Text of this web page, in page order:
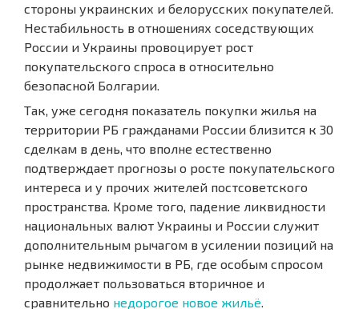
стороны украинских и белорусских покупателей.
Нестабильность в отношениях соседствующих
России и Украины провоцирует рост
покупательского спроса в относительно
безопасной Болгарии.
Так, уже сегодня показатель покупки жилья на
территории РБ гражданами России близится к 30
сделкам в день, что вполне естественно
подтверждает прогнозы о росте покупательского
интереса и у прочих жителей постсоветского
пространства. Кроме того, падение ликвидности
национальных валют Украины и России служит
дополнительным рычагом в усилении позиций на
рынке недвижимости в РБ, где особым спросом
продолжает пользоваться вторичное и
сравнительно недорогое новое жильё.